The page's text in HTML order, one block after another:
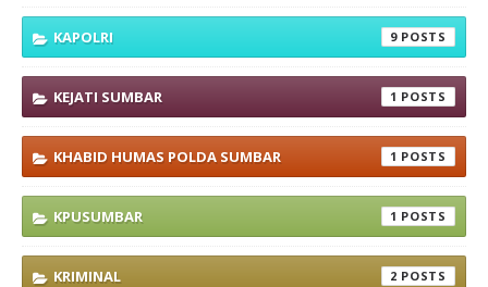
KAPOLRI 9
KEJATI SUMBAR 1
KHABID HUMAS POLDA SUMBAR 1
KPUSUMBAR 1
KRIMINAL 2